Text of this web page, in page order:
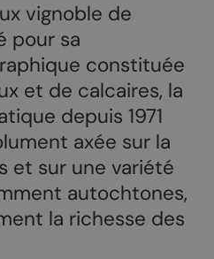
vignoble de
pour sa
constituée
et de calcaires, la
depuis 1971
axée sur la
et sur une variété
autochtones,
la richesse des